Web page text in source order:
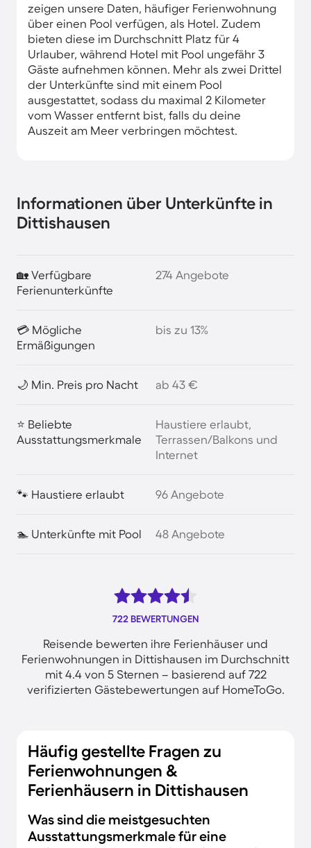
zeigen unsere Daten, häufiger Ferienwohnung
über einen Pool verfügen, als Hotel. Zudem
bieten diese im Durchschnitt Platz für 4
Urlauber, während Hotel mit Pool ungefähr 3
Gäste aufnehmen können. Mehr als zwei Drittel
der Unterkünfte sind mit einem Pool
ausgestattet, sodass du maximal 2 Kilometer
vom Wasser entfernt bist, falls du deine
Auszeit am Meer verbringen möchtest.
Informationen über Unterkünfte in
Dittishausen
🏡 Verfügbare
Ferienunterkünfte
274 Angebote
💳 Mögliche
Ermäßigungen
bis zu 13%
🌙 Min. Preis pro Nacht ab 43 €
⭐ Beliebte
Ausstattungsmerkmale
Haustiere erlaubt,
Terrassen/Balkons und
Internet
🐾 Haustiere erlaubt 96 Angebote
🏊 Unterkünfte mit Pool 48 Angebote
722 BEWERTUNGEN
Reisende bewerten ihre Ferienhäuser und
Ferienwohnungen in Dittishausen im Durchschnitt
mit 4.4 von 5 Sternen – basierend auf 722
verifizierten Gästebewertungen auf HomeToGo.
Häufig gestellte Fragen zu
Ferienwohnungen &
Ferienhäusern in Dittishausen
Was sind die meistgesuchten
Ausstattungsmerkmale für eine